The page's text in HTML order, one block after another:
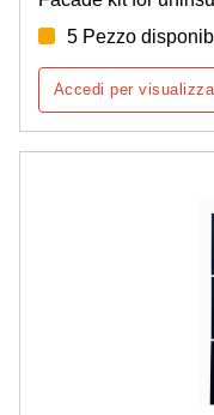
5 Pezzo
Accedi per